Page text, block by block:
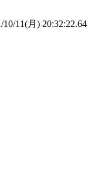
11(月) 20:32:22.64